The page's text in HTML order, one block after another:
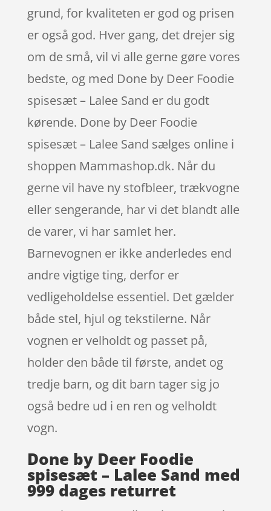
grund, for kvaliteten er god og prisen
er også god. Hver gang, det drejer sig
om de små, vil vi alle gerne gøre vores
bedste, og med Done by Deer Foodie
spisesæt – Lalee Sand er du godt
kørende. Done by Deer Foodie
spisesæt – Lalee Sand sælges online i
shoppen Mammashop.dk. Når du
gerne vil have ny stofbleer, trækvogne
eller sengerande, har vi det blandt alle
de varer, vi har samlet her.
Barnevognen er ikke anderledes end
andre vigtige ting, derfor er
vedligeholdelse essentiel. Det gælder
både stel, hjul og tekstilerne. Når
vognen er velholdt og passet på,
holder den både til første, andet og
tredje barn, og dit barn tager sig jo
også bedre ud i en ren og velholdt
vogn.
Done by Deer Foodie
spisesæt – Lalee Sand med
999 dages returret